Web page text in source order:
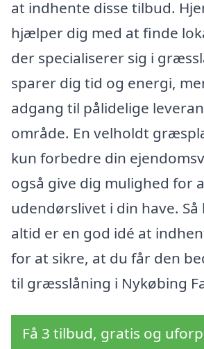
at indhente disse tilbud.
hjælper dig med at finde
der specialiserer sig i
sparer dig tid og energi,
adgang til pålidelige
område. En velholdt
kun forbedre din
også give dig mulighed for
udendørslivet i din have.
altid er en god idé at
for at sikre, at du får den
til græsslåning i Nykøbing
Få 3 tilbud, gratis og